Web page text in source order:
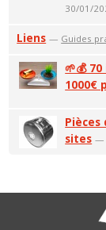
30/01/
Liens — Guides
🌱💰
1000€
sites —